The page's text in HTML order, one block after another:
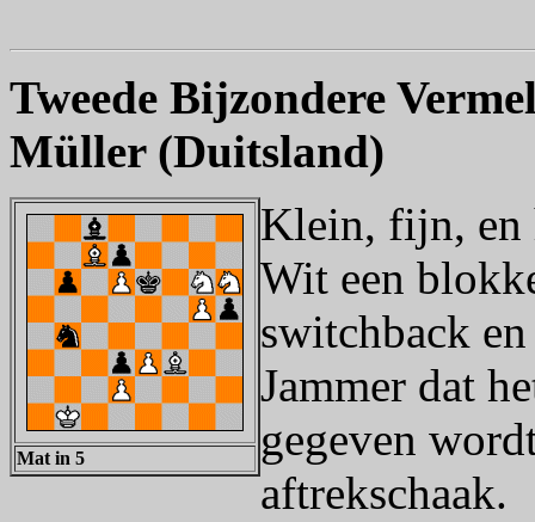
Tweede Bijzondere
Müller (Duitsland)
Mat in 5
Klein, fijn, en
Wit een
switchback
Jammer dat
gegeven
aftrekschaak.